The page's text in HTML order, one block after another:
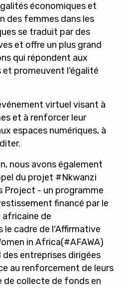
économiques et
des femmes dans les
se traduit par des
et offre un plus grand
qui répondent aux
et promeuvent l'égalité
virtuel visant à
et à renforcer leur
espaces numériques, à
nous avons également
du projet #Nkwanzi
Project - un programme
financé par le
africaine de
le cadre de l'Affirmative
in Africa(#AFAWA)
entreprises dirigées
au renforcement de leurs
de collecte de fonds en